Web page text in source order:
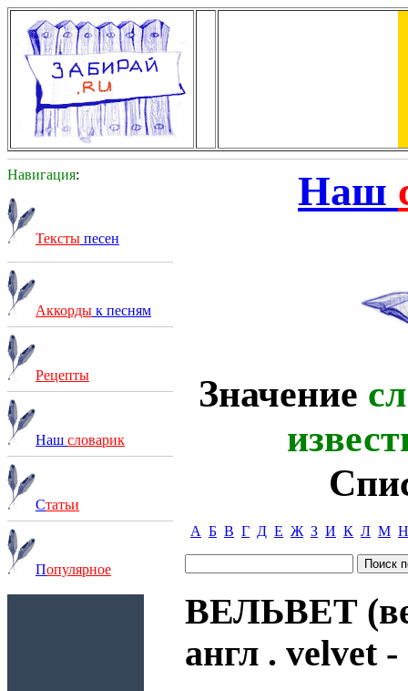
Навигация:
Тексты песен
Аккорды к песням
Рецепты
Наш словарик
Статьи
Популярное
Наш
Значение
А Б В Г Д Е Ж З И К Л М Н
ВЕЛЬВЕТ
англ . velvet -